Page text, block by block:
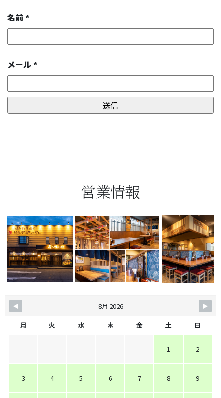
名前*
メール*
営業情報
8月 2026
月 火 水 木 金 土 日
1 2
3 4 5 6 7 8 9